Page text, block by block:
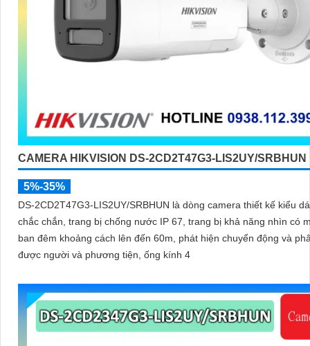
CAMERA HIKVISION DS-2CD2T47G3-LIS2UY/SRBHUN
5%-35%
DS-2CD2T47G3-LIS2UY/SRBHUN là dòng camera thiết kế kiểu
chắc chắn, trang bị chống nước IP 67, trang bị khả năng nhìn có màu vào
ban đêm khoảng cách lên đến 60m, phát hiện chuyển động và
được người và phương tiện, ống kính 4